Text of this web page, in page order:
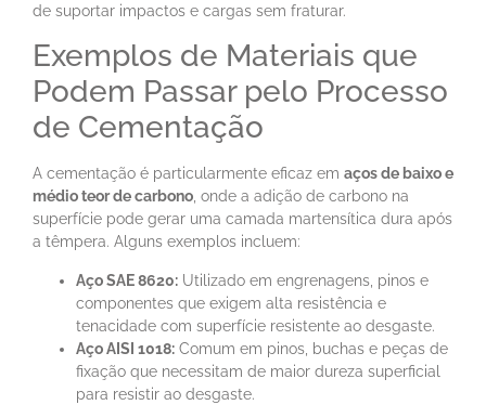
de suportar impactos e cargas sem fraturar.
Exemplos de Materiais que
Podem Passar pelo Processo
de Cementação
A cementação é particularmente eficaz em aços de baixo e
médio teor de carbono, onde a adição de carbono na
superfície pode gerar uma camada martensítica dura após
a têmpera. Alguns exemplos incluem:
Aço SAE 8620: Utilizado em engrenagens, pinos e
componentes que exigem alta resistência e
tenacidade com superfície resistente ao desgaste.
Aço AISI 1018: Comum em pinos, buchas e peças de
fixação que necessitam de maior dureza superficial
para resistir ao desgaste.